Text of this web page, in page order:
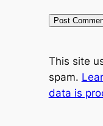
This site
spam.
data is